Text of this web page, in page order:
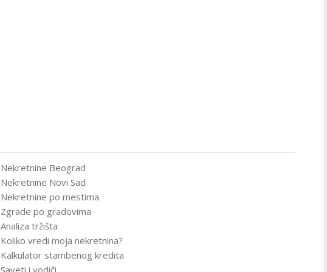
Nekretnine Beograd
Nekretnine Novi Sad
Nekretnine po mestima
Zgrade po gradovima
Analiza tržišta
Koliko vredi moja nekretnina?
Kalkulator stambenog kredita
Saveti i vodiči